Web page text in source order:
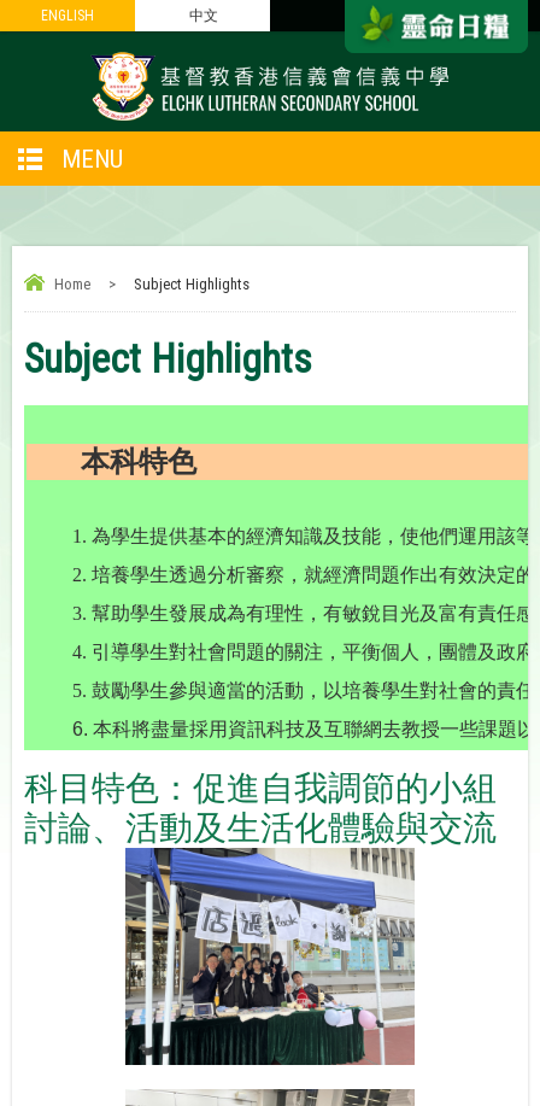
ENGLISH 中文
ENGLISH 中文
MENU
Home > Subject Highlights
Subject Highlights
本科特色
1. 為學生提供基本的經濟知識及技能，使他們運用該
2. 培養學生透過分析審察，就經濟問題作出有效決定
3. 幫助學生發展成為有理性，有敏銳目光及富有責任
4. 引導學生對社會問題的關注，平衡個人，團體及政
5. 鼓勵學生參與適當的活動，以培養學生對社會的責任
6.本科將盡量採用資訊科技及互聯網去教授一些課題
科目特色：促進自我調節的小組
討論、活動及生活化體驗與交流